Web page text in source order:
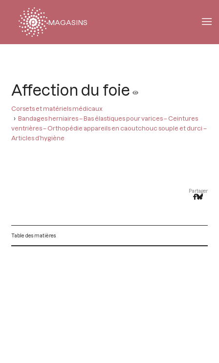
MAGASINS
Affection du foie
Corsets et matériels médicaux
Bandages herniaires – Bas élastiques pour varices – Ceintures
ventrières – Orthopédie appareils en caoutchouc souple et durci –
Articles d’hygiène
Partager
Table des matières